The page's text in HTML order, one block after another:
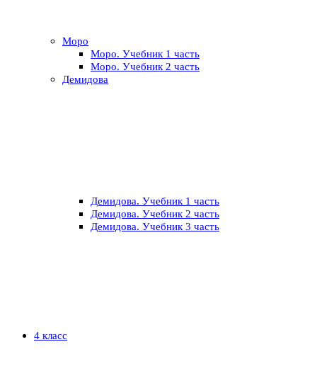
Моро
Моро. Учебник 1 часть
Моро. Учебник 2 часть
Демидова
Демидова. Учебник 1 часть
Демидова. Учебник 2 часть
Демидова. Учебник 3 часть
4 класс